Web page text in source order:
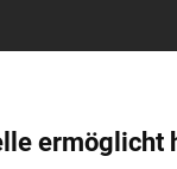
ermöglicht